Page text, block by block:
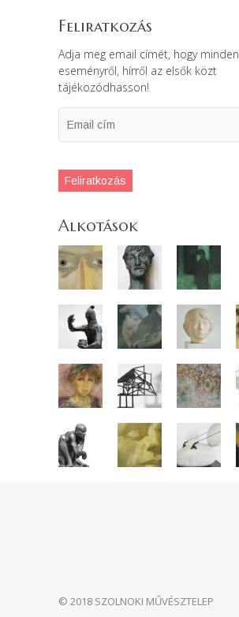
Feliratkozás
Adja meg email címét, hogy minden
eseményről, hírről az elsők közt
tájékozódhasson!
cím
Feliratkozás
Alkotások